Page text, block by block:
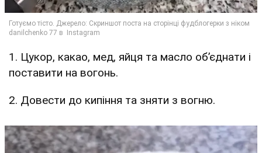
1. Цукор, какао, мед, яйця та масло об’єднати і
поставити на вогонь.
2. Довести до кипіння та зняти з вогню.